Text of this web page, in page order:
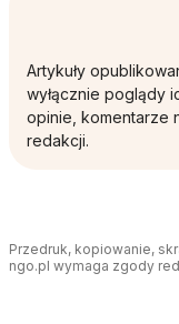
Artykuły
wyłącznie poglądy
opinie, komentarze
redakcji.
Przedruk, kopiowanie,
ngo.pl wymaga zgody